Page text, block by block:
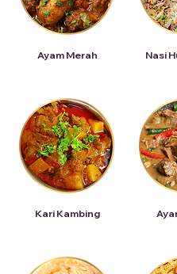
Ayam Merah
Kari Kambing
Nasi